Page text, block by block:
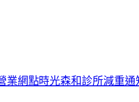
業網點時光森和診所減重通